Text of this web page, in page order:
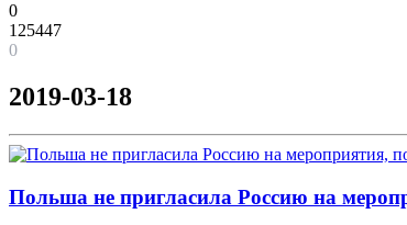
0
125447
0
2019-03-18
Польша не пригласила Россию на